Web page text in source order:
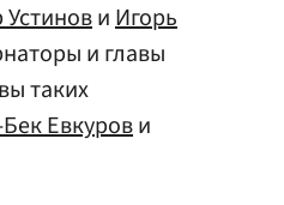
иИгорь
и главы
таких
Евкурови